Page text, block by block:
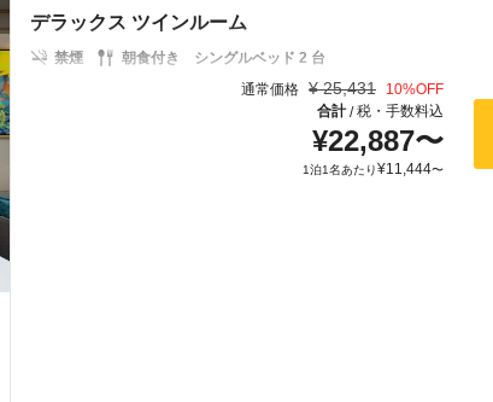
デラックス ツインルーム
禁煙 朝食付き
シングルベッド 2 台
通常価格 ¥ 25,431 10%OFF
合計/税・手数料込
¥22,887〜
1泊1名あたり¥11,444〜